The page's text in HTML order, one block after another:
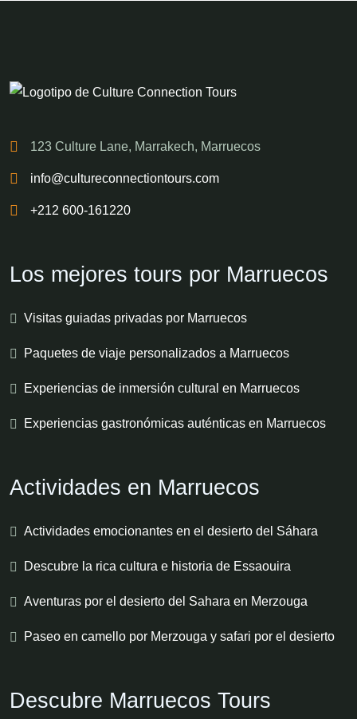
123 Culture Lane, Marrakech, Marruecos
info@cultureconnectiontours.com
+212 600-161220
Los mejores tours por Marruecos
Visitas guiadas privadas por Marruecos
Paquetes de viaje personalizados a Marruecos
Experiencias de inmersión cultural en Marruecos
Experiencias gastronómicas auténticas en Marruecos
Actividades en Marruecos
Actividades emocionantes en el desierto del Sáhara
Descubre la rica cultura e historia de Essaouira
Aventuras por el desierto del Sahara en Merzouga
Paseo en camello por Merzouga y safari por el desierto
Descubre Marruecos Tours